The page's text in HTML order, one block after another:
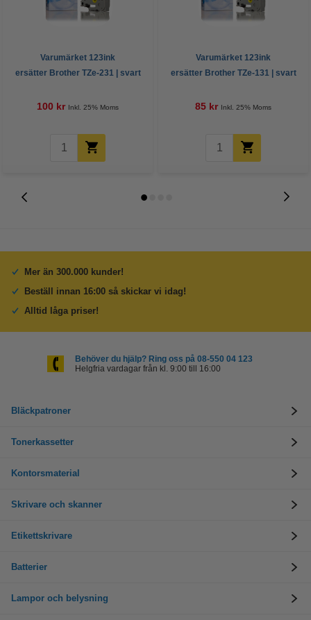
Varumärket 123ink
ersätter Brother TZe-231 | svart
100 kr Inkl. 25% Moms
Varumärket 123ink
ersätter Brother TZe-131 | svart
12mm x 8m
85 kr Inkl. 25% Moms
Mer än 300.000 kunder!
Beställ innan 16:00 så skickar vi idag!
Alltid låga priser!
Behöver du hjälp? Ring oss på 08-550 04 123
Helgfria vardagar från kl. 9:00 till 16:00
Bläckpatroner
Tonerkassetter
Kontorsmaterial
Skrivare och skanner
Etikettskrivare
Batterier
Lampor och belysning